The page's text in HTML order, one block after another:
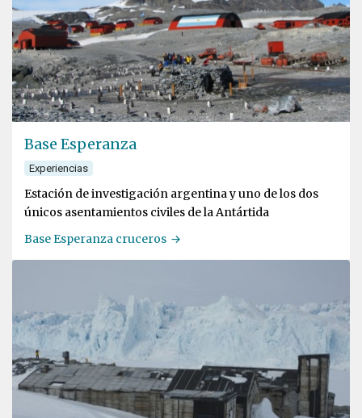
Base Esperanza
Experiencias
Estación de investigación argentina y uno de los dos
únicos asentamientos civiles de la Antártida
Base Esperanza cruceros